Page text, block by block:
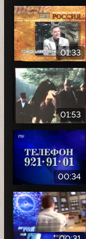
01:33
01:53
00:34